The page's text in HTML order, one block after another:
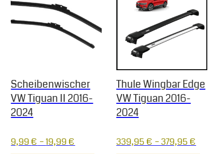
Scheibenwischer
VW Tiguan II 2016-
2024
9,99€ –19,99€
Thule Wingbar Edge
VW Tiguan 2016-
2024
339,95€ –379,95€